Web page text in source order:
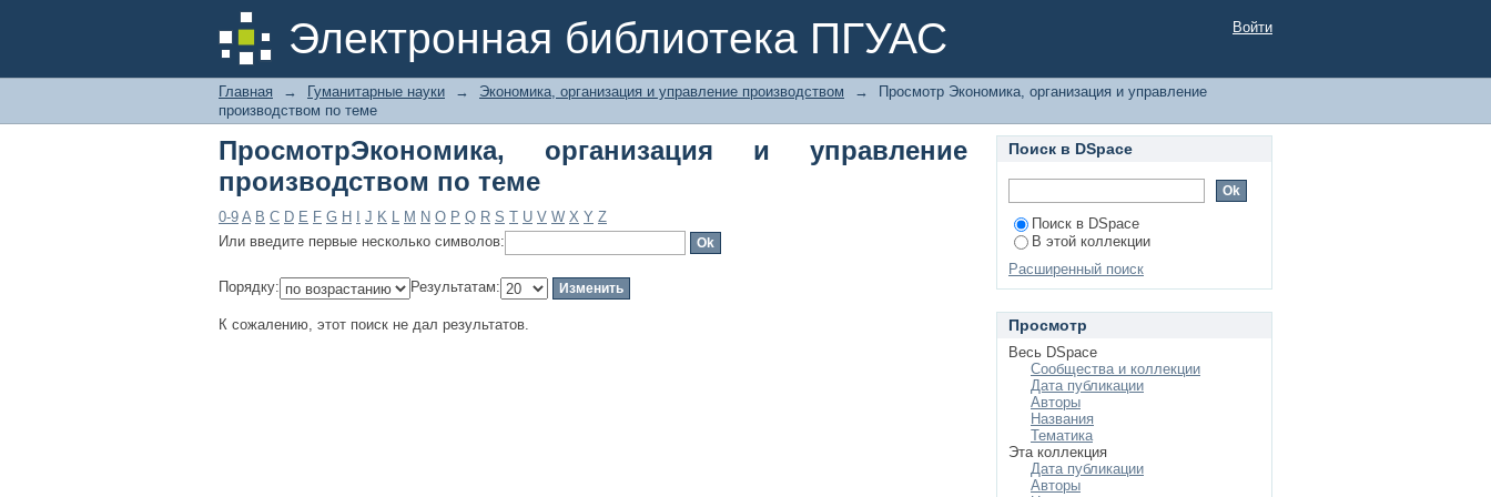
Электронная библиотека ПГУАС
ПросмотрЭкономика, организация и управление производством по теме Войти
Главная → Гуманитарные науки → Экономика, организация и управление производством →
Просмотр Экономика, организация и управление
производством по теме
ПросмотрЭкономика, организация и управление
производством по теме
0-9 A B C D E F G H J K L M N O P Q R S T U V W X Y Z
Или введите первые несколько символов:
Порядку: Результатам:
К сожалению, этот поиск не дал результатов.
Поиск в DSpace
Поиск в DSpace
В этой коллекции
Расширенный поиск
Просмотр
Весь DSpace
Сообщества и коллекции
Дата публикации
Авторы
Названия
Тематика
Эта коллекция
Дата публикации
Авторы